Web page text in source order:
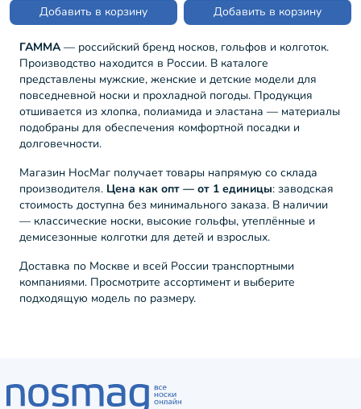
Добавить в корзину Добавить в корзину
ГАММА — российский бренд носков, гольфов и колготок.
Производство находится в России. В каталоге
представлены мужские, женские и детские модели для
повседневной носки и прохладной погоды. Продукция
отшивается из хлопка, полиамида и эластана — материалы
подобраны для обеспечения комфортной посадки и
долговечности.
Магазин НосМаг получает товары напрямую со склада
производителя. Цена как опт — от 1 единицы: заводская
стоимость доступна без минимального заказа. В наличии
— классические носки, высокие гольфы, утеплённые и
демисезонные колготки для детей и взрослых.
Доставка по Москве и всей России транспортными
компаниями. Просмотрите ассортимент и выберите
подходящую модель по размеру.